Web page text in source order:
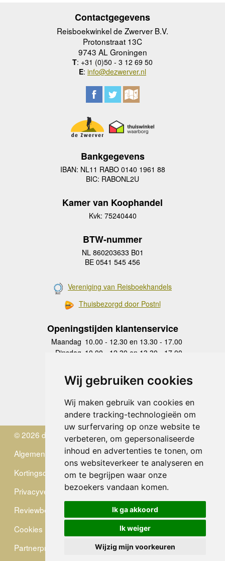
Wij gebruiken cookies
Wij maken gebruik van cookies en
andere tracking-technologieën om
uw surfervaring op onze website te
verbeteren, om gepersonaliseerde
inhoud en advertenties te tonen, om
ons websiteverkeer te analyseren en
om te begrijpen waar onze
bezoekers vandaan komen.
Ik ga akkoord
Ik weiger
Wijzig mijn voorkeuren
Contactgegevens
Reisboekwinkel de Zwerver B.V.
Protonstraat 13C
9743 AL Groningen
T: +31 (0)50 - 3 12 69 50
E: info@dezwerver.nl
Bankgegevens
IBAN: NL11 RABO 0140 1961 88
BIC: RABONL2U
Kamer van Koophandel
Kvk: 75240440
BTW-nummer
NL 860203633 B01
BE 0541 545 456
Vereniging van Reisboekhandels
Thuisbezorgd door Postnl
Openingstijden klantenservice
Maandag 10.00 - 12.30 en 13.30 - 17.00
Dinsdag 10.00 - 12.30 en 13.30 - 17.00
Donderdag
10.00 - 12.30 en 13.30 - 17.00
Vrijdag 10.00 - 12.30 en 13.30 - 17.00
Zaterdag
gesloten
Zondag gesloten
© 2026 de Zwerver
Algemene Voorwaarden
Kortingscode
Privacyverklaring
Reviewbeleid
Cookies
Partnerprogramma